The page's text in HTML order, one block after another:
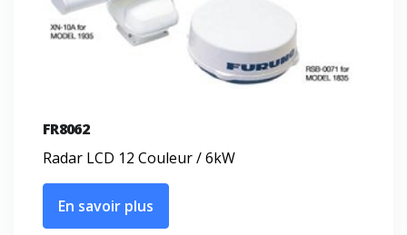
FR8062
Radar LCD 12 Couleur / 6kW
En savoir plus